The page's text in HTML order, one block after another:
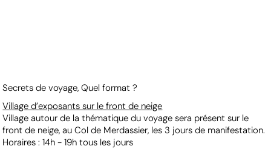
Secrets de voyage, Quel format ?
Village d’exposants sur le front de neige
Village autour de la thématique du voyage sera présent sur le
front de neige, au Col de Merdassier, les 3 jours de manifestation.
Horaires : 14h - 19h tous les jours